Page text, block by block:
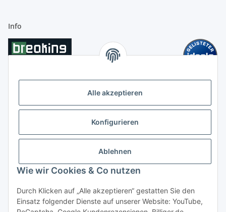
Alle akzeptieren
Konfigurieren
Ablehnen
Wie wir Cookies & Co nutzen
Durch Klicken auf „Alle akzeptieren“ gestatten Sie den
Einsatz folgender Dienste auf unserer Website: YouTube,
Info